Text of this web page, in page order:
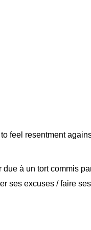
feel resentment
à un tort commis
ses excuses / faire